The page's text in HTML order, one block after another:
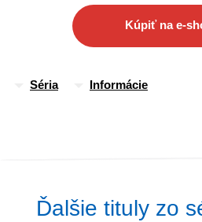
Kúpiť na e-
Séria Informácie
Ďalšie tituly zo